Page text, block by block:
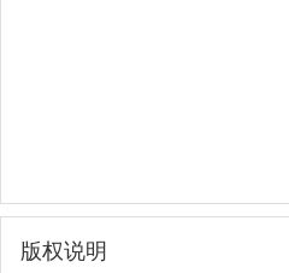
版权说明